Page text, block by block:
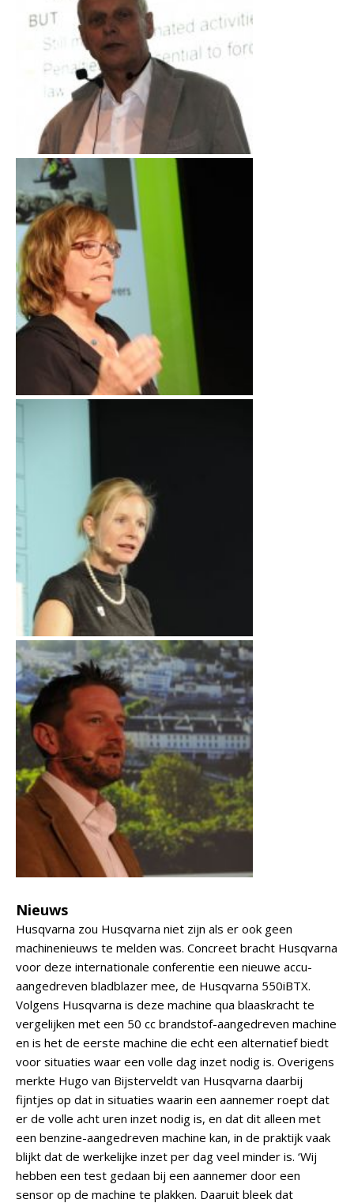
Nieuws
Husqvarna zou Husqvarna niet zijn als er ook geen
machinenieuws te melden was. Concreet bracht Husqvarna
voor deze internationale conferentie een nieuwe accu-
aangedreven bladblazer mee, de Husqvarna 550iBTX.
Volgens Husqvarna is deze machine qua blaaskracht te
vergelijken met een 50 cc brandstof-aangedreven machine
en is het de eerste machine die echt een alternatief biedt
voor situaties waar een volle dag inzet nodig is. Overigens
merkte Hugo van Bijsterveldt van Husqvarna daarbij
fijntjes op dat in situaties waarin een aannemer roept dat
er de volle acht uren inzet nodig is, en dat dit alleen met
een benzine-aangedreven machine kan, in de praktijk vaak
blijkt dat de werkelijke inzet per dag veel minder is. ‘Wij
hebben een test gedaan bij een aannemer door een
sensor op de machine te plakken. Daaruit bleek dat